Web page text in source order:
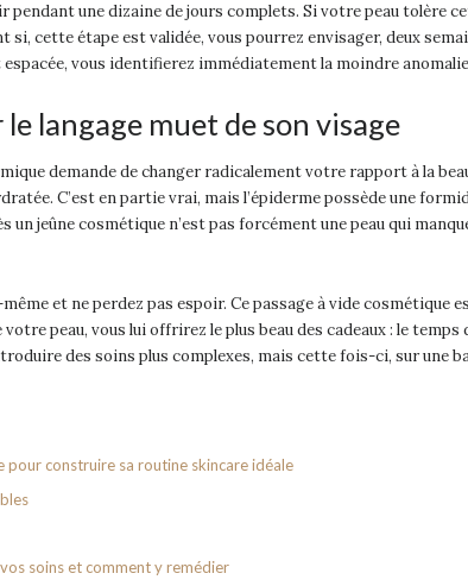
pendant une dizaine de jours complets. Si votre peau tolère
cette étape est validée, vous pourrez envisager, deux
vous identifierez immédiatement la moindre
langage muet de son visage
demande de changer radicalement votre rapport à la
C’est en partie vrai, mais l’épiderme possède une
un jeûne cosmétique n’est pas forcément une peau qui
et ne perdez pas espoir. Ce passage à vide
peau, vous lui offrirez le plus beau des cadeaux : le
des soins plus complexes, mais cette fois-ci, sur une
pour construire sa routine skincare idéale
soins et comment y remédier